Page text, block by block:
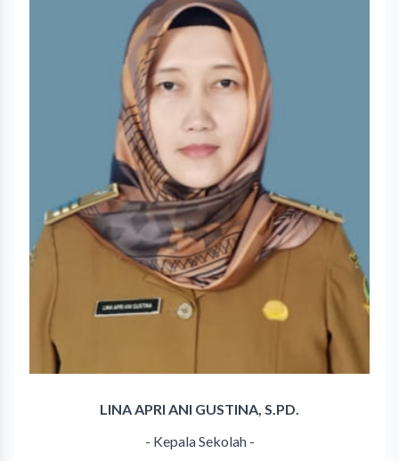
LINA APRI ANI GUSTINA, S.PD.
- Kepala Sekolah -